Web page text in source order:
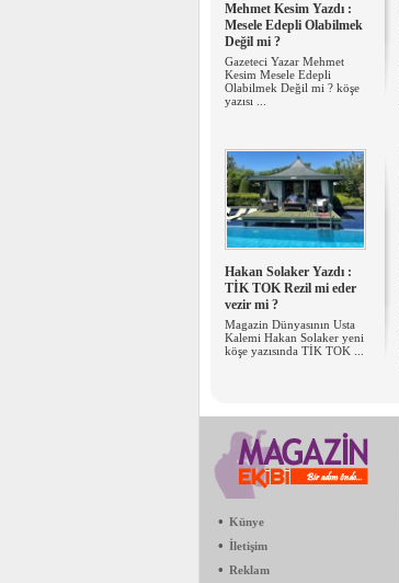
Mehmet Kesim Yazdı :
Mesele Edepli Olabilmek
Değil mi ?
Gazeteci Yazar Mehmet
Kesim Mesele Edepli
Olabilmek Değil mi ? köşe
yazısı ...
Hakan Solaker Yazdı :
TİK TOK Rezil mi eder
vezir mi ?
Magazin Dünyasının Usta
Kalemi Hakan Solaker yeni
köşe yazısında TİK TOK ...
• Künye
• İletişim
• Reklam